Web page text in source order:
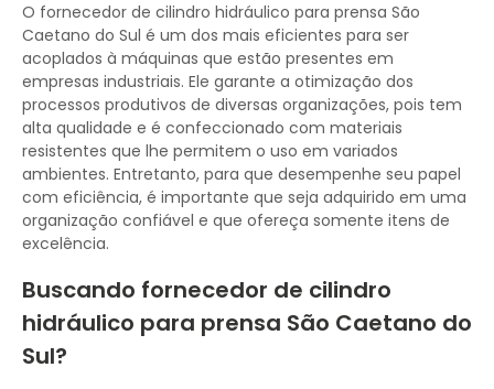
O fornecedor de cilindro hidráulico para prensa São
Caetano do Sul é um dos mais eficientes para ser
acoplados à máquinas que estão presentes em
empresas industriais. Ele garante a otimização dos
processos produtivos de diversas organizações, pois tem
alta qualidade e é confeccionado com materiais
resistentes que lhe permitem o uso em variados
ambientes. Entretanto, para que desempenhe seu papel
com eficiência, é importante que seja adquirido em uma
organização confiável e que ofereça somente itens de
excelência.
Buscando fornecedor de cilindro
hidráulico para prensa São Caetano do
Sul?